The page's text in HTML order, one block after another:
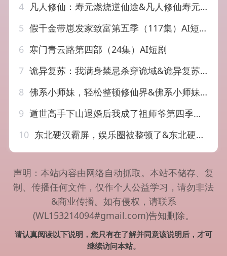
4 凡人修仙：寿元燃烧逆仙途&凡人修仙寿元燃烧逆仙途（97集）AI短剧
5 假千金带崽发家致富第五季（117集）AI短剧
6 寒门青云路第四部（24集）AI短剧
7 诡异复苏：我满身禁忌杀穿诡域&诡异复苏我满身禁忌杀穿诡域（48集）AI短剧
8 佛系小师妹，轻松整顿修仙界&佛系小师妹轻松整顿修仙界（46集）AI短剧
9 遁世高手下山退婚后我成了祖师爷第四季（93集）AI短剧
10 东北硬汉霸屏，娱乐圈被整顿了&东北硬汉霸屏娱乐圈被整顿了（30集）AI短剧
声明：本站内容由网络自动抓取。本站不储存、复
制、传播任何文件，仅作个人公益学习，请勿非法
&商业传播。如有侵权，请联系
(WL153214094#gmail.com)告知删除。
请认真阅读以下说明，您只有在了解并同意该说明后，才可
继续访问本站。